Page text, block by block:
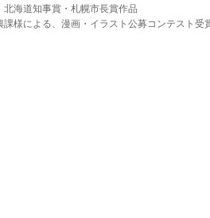
北海道知事賞・札幌市長賞作品
様による、漫画・イラスト公募コンテスト受